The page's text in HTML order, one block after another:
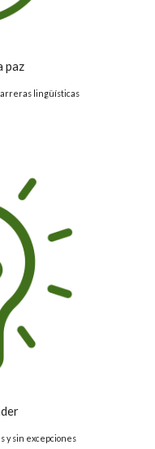
paz
lingüísticas
y sin excepciones